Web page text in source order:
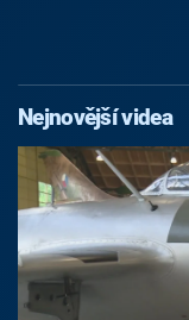
Nejnovější videa